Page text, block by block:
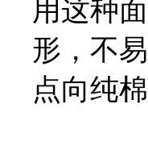
用这种
形，不
点向纯